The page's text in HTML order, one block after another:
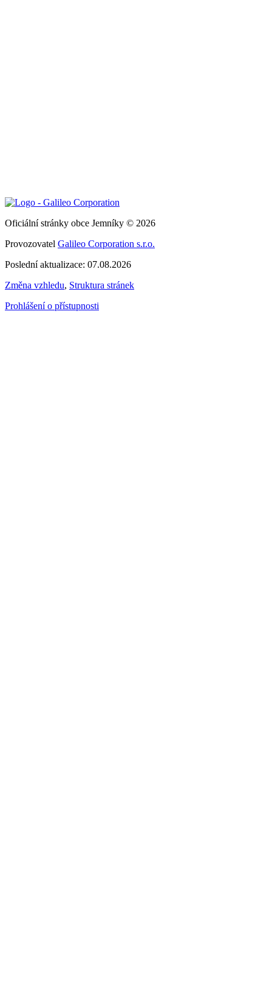
Oficiální stránky obce Jemníky © 2026
Provozovatel Galileo Corporation s.r.o.
Poslední aktualizace: 07.08.2026
Změna vzhledu, Struktura stránek
Prohlášení o přístupnosti